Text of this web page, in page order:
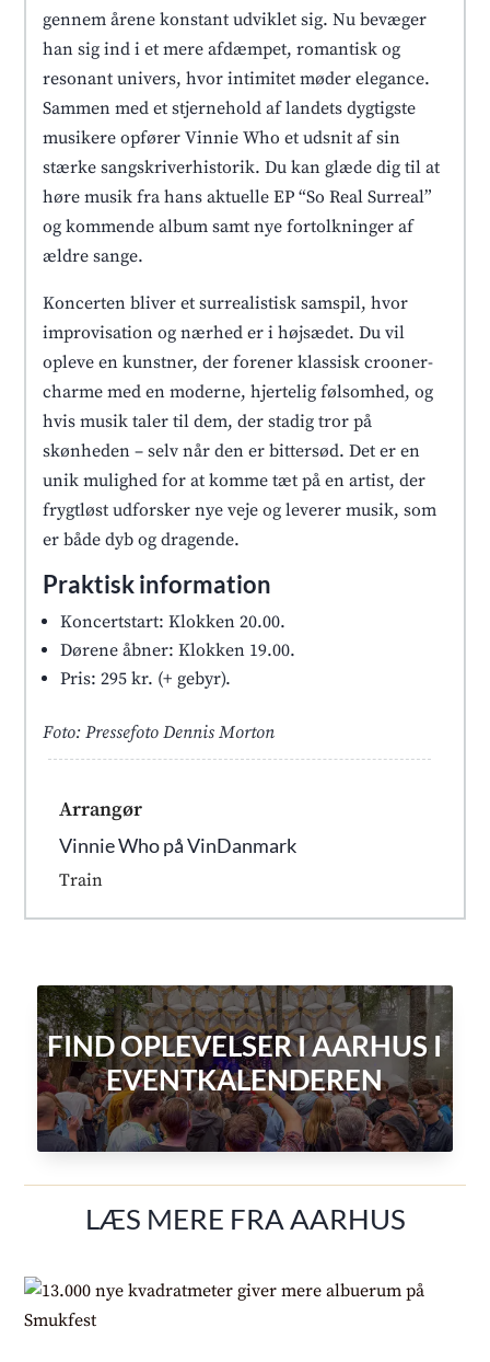
gennem årene konstant udviklet sig. Nu bevæger
han sig ind i et mere afdæmpet, romantisk og
resonant univers, hvor intimitet møder elegance.
Sammen med et stjernehold af landets dygtigste
musikere opfører Vinnie Who et udsnit af sin
stærke sangskriverhistorik. Du kan glæde dig til at
høre musik fra hans aktuelle EP “So Real Surreal”
og kommende album samt nye fortolkninger af
ældre sange.
Koncerten bliver et surrealistisk samspil, hvor
improvisation og nærhed er i højsædet. Du vil
opleve en kunstner, der forener klassisk crooner-
charme med en moderne, hjertelig følsomhed, og
hvis musik taler til dem, der stadig tror på
skønheden – selv når den er bittersød. Det er en
unik mulighed for at komme tæt på en artist, der
frygtløst udforsker nye veje og leverer musik, som
er både dyb og dragende.
Praktisk information
Koncertstart: Klokken 20.00.
Dørene åbner: Klokken 19.00.
Pris: 295 kr. (+ gebyr).
Foto: Pressefoto Dennis Morton
Arrangør
Vinnie Who på VinDanmark
Train
FIND OPLEVELSER I AARHUS I
EVENTKALENDEREN
LÆS MERE FRA AARHUS